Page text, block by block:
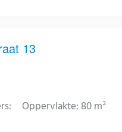
13
Oppervlakte: 80 m²